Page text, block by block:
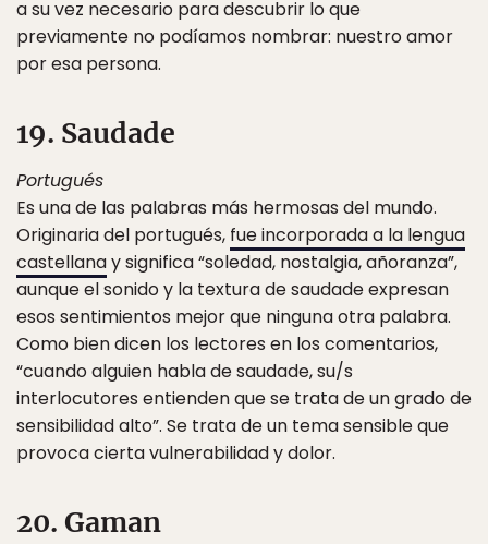
a su vez necesario para descubrir lo que
previamente no podíamos nombrar: nuestro amor
por esa persona.
19. Saudade
Portugués
Es una de las palabras más hermosas del mundo.
Originaria del portugués, fue incorporada a la lengua
castellanay significa “soledad, nostalgia, añoranza”,
aunque el sonido y la textura de saudade expresan
esos sentimientos mejor que ninguna otra palabra.
Como bien dicen los lectores en los comentarios,
“cuando alguien habla de saudade, su/s
interlocutores entienden que se trata de un grado de
sensibilidad alto”. Se trata de un tema sensible que
provoca cierta vulnerabilidad y dolor.
20. Gaman